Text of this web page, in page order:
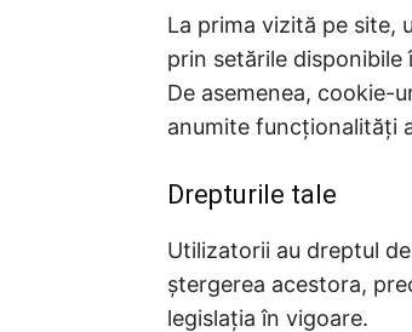
La prima vizită pe site,
prin setările disponibile
De asemenea, cookie-
anumite funcționalități
Drepturile tale
Utilizatorii au dreptul
ștergerea acestora,
legislația în vigoare.